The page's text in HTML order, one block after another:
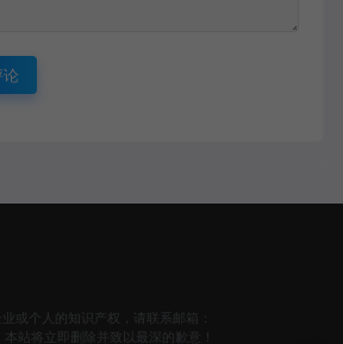
或个人的知识产权，请联系邮箱：
本站将立即删除并致以最深的歉意！